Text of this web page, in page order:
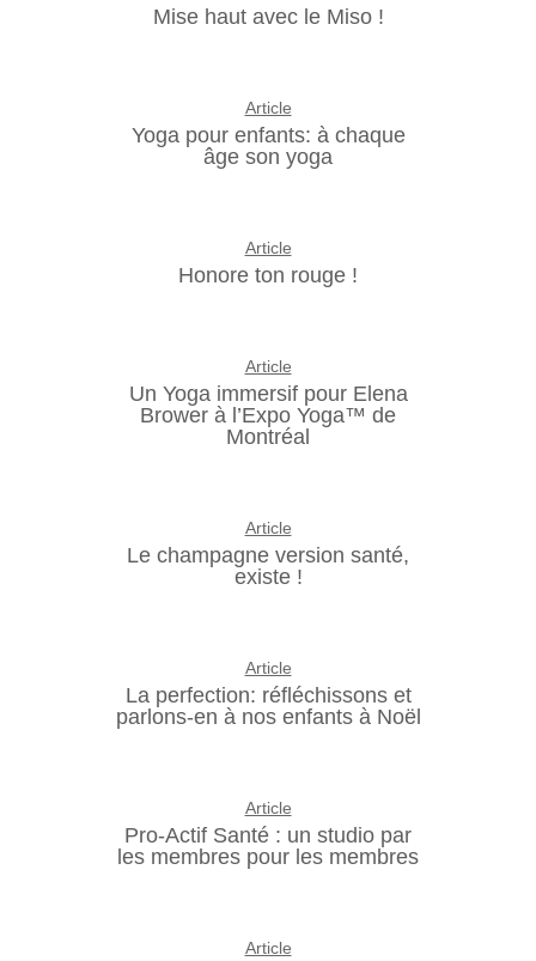
Mise haut avec le Miso !
Article
Yoga pour enfants: à chaque
âge son yoga
Article
Honore ton rouge !
Article
Un Yoga immersif pour Elena
Brower à l’Expo Yoga™ de
Montréal
Article
Le champagne version santé,
existe !
Article
La perfection: réfléchissons et
parlons-en à nos enfants à Noël
Article
Pro-Actif Santé : un studio par
les membres pour les membres
Article